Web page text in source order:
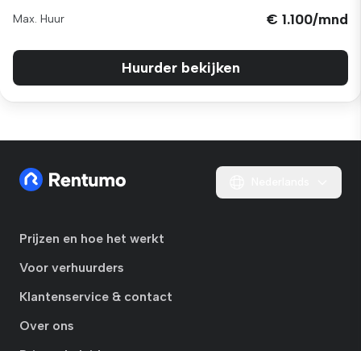
Max. Huur € 1.100/mnd
Huurder bekijken
Prijzen en hoe het werkt
Voor verhuurders
Klantenservice & contact
Over ons